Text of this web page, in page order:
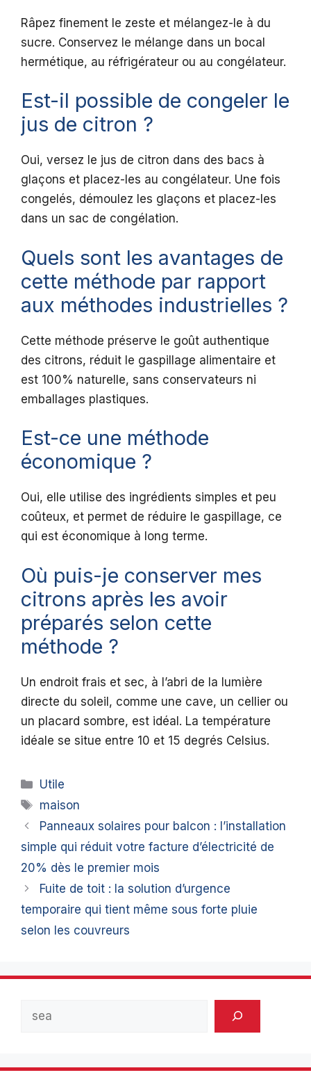
Râpez finement le zeste et mélangez-le à du
sucre. Conservez le mélange dans un bocal
hermétique, au réfrigérateur ou au congélateur.
Est-il possible de congeler le
jus de citron ?
Oui, versez le jus de citron dans des bacs à
glaçons et placez-les au congélateur. Une fois
congelés, démoulez les glaçons et placez-les
dans un sac de congélation.
Quels sont les avantages de
cette méthode par rapport
aux méthodes industrielles ?
Cette méthode préserve le goût authentique
des citrons, réduit le gaspillage alimentaire et
est 100% naturelle, sans conservateurs ni
emballages plastiques.
Est-ce une méthode
économique ?
Oui, elle utilise des ingrédients simples et peu
coûteux, et permet de réduire le gaspillage, ce
qui est économique à long terme.
Où puis-je conserver mes
citrons après les avoir
préparés selon cette
méthode ?
Un endroit frais et sec, à l’abri de la lumière
directe du soleil, comme une cave, un cellier ou
un placard sombre, est idéal. La température
idéale se situe entre 10 et 15 degrés Celsius.
Catégories
Utile
Étiquettes
maison
Panneaux solaires pour balcon : l’installation
simple qui réduit votre facture d’électricité de
20% dès le premier mois
Fuite de toit : la solution d’urgence
temporaire qui tient même sous forte pluie
selon les couvreurs